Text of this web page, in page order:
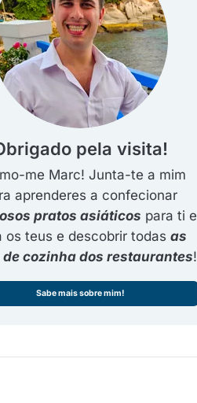
pela visita!
me Marc! Junta-te a mim
aprenderes a confecionar
pratos asiáticos para ti e
os teus e descobrir todas as
cozinha dos restaurantes!
Sabe mais sobre mim!